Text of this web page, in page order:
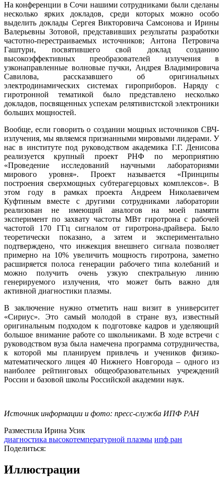
На конференции в Сочи нашими сотрудниками были сделаны
несколько ярких докладов, среди которых можно особо
выделить доклады Сергея Викторовича Самсонова и Ирины
Валерьевны Зотовой, представивших результаты разработки
частотно-перестраиваемых источников; Антона Петровича
Гаштури, посвятившего свой доклад созданию
высокоэффективных преобразователей излучения в
узконаправленные волновые пучки, Андрея Владимировича
Савилова, рассказавшего об оригинальных
электродинамических системах гироприборов. Наряду с
гиротронной тематикой было представлено несколько
докладов, посвященных успехам релятивистской электроники
больших мощностей.
Вообще, если говорить о создании мощных источников СВЧ-
излучения, мы являемся признанными мировыми лидерами. У
нас в институте под руководством академика Г.Г. Денисова
реализуется крупный проект РНФ по мероприятию
«Проведение исследований научными лабораториями
мирового уровня». Проект называется «Принципы
построения сверхмощных субтерагерцовых комплексов». В
этом году в рамках проекта Андреем Николаевичем
Куфтиным вместе с другими сотрудниками лаборатории
реализован не имеющий аналогов на моей памяти
эксперимент по захвату частоты МВт гиротрона с рабочей
частотой 170 ГГц сигналом от гиротрона-драйвера. Было
теоретически показано, а затем и экспериментально
подтверждено, что инжекция внешнего сигнала позволяет
примерно на 10% увеличить мощность гиротрона, заметно
расширяется полоса генерации рабочего типа колебаний и
можно получить очень узкую спектральную линию
генерируемого излучения, что может быть важно для
активной диагностики плазмы.
В заключение нужно отметить наш визит в университет
«Сириус». Это самый молодой в стране вуз, известный
оригинальным подходом к подготовке кадров и уделяющий
большое внимание работе со школьниками. В ходе встречи с
руководством вуза была намечена программа сотрудничества,
к которой мы планируем привлечь и учеников физико-
математического лицея 40 Нижнего Новгорода – одного из
наиболее рейтинговых общеобразовательных учреждений
России и базовой школы Российской академии наук.
Источник информации и фото: пресс-служба ИПФ РАН
Разместила Ирина Усик
диагностика высокотемпературной плазмы ипф ран
Поделиться:
Иллюстрации